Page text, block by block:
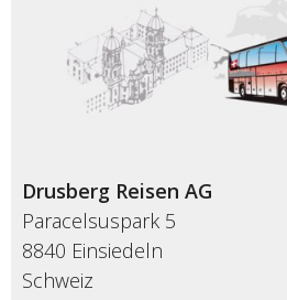
Drusberg Reisen AG
Paracelsuspark 5
8840 Einsiedeln
Schweiz